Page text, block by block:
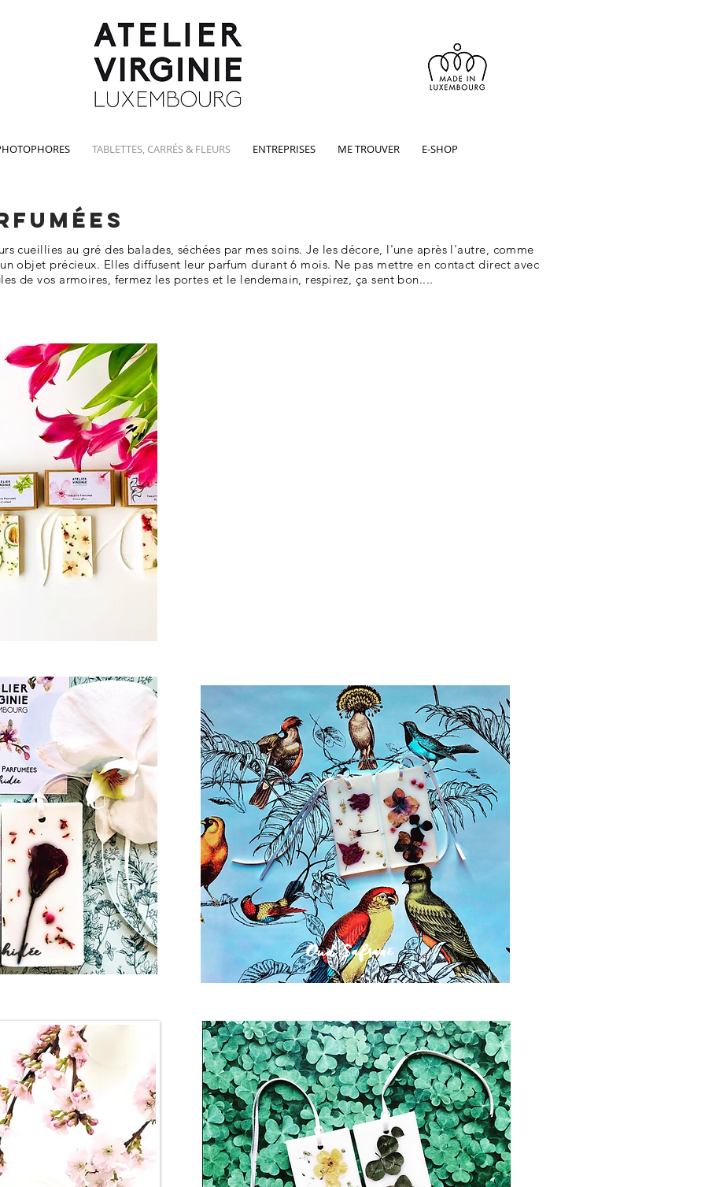
TABLETTES, CARRÉS & FLEURS ENTREPRISES ME TROUVER E-SHOP
cueillies au gré des balades, séchées par mes soins. Je les décore, l'une après l'autre, comme
objet précieux. Elles diffusent leur parfum durant 6 mois. Ne pas mettre en contact direct avec
de vos armoires, fermez les portes et le lendemain, respirez, ça sent bon....
Oud Safrané